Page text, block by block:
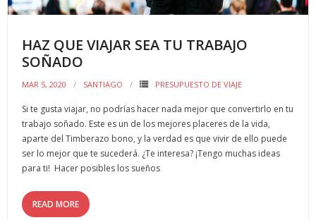
HAZ QUE VIAJAR SEA TU TRABAJO
SOÑADO
MAR 5, 2020 SANTIAGO PRESUPUESTO DE VIAJE
Si te gusta viajar, no podrías hacer nada mejor que convertirlo en tu
trabajo soñado. Este es un de los mejores placeres de la vida,
aparte del Timberazo bono, y la verdad es que vivir de ello puede
ser lo mejor que te sucederá. ¿Te interesa? ¡Tengo muchas ideas
para ti! Hacer posibles los sueños
READ MORE